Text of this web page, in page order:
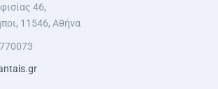
46,
11546, Αθήνα